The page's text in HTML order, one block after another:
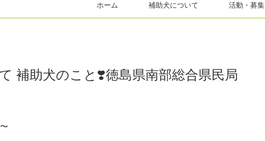
ホーム 補助犬について 活動・募集
補助犬のこと❣️徳島県南部総合県民局